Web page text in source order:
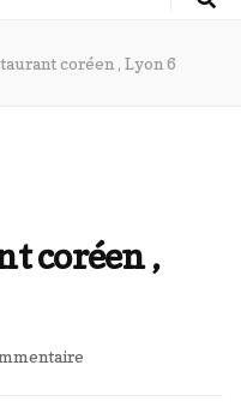
coréen , Lyon 6
coréen ,